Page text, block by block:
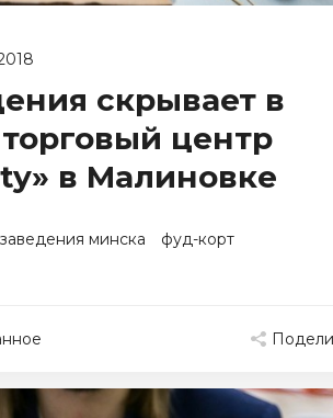
скрывает в
центр
в Малиновке
заведения минска фуд-корт